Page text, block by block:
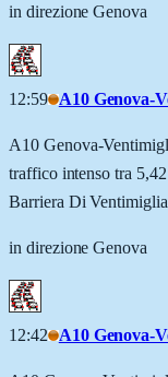
in direzione Genova
12:59 A10 Genova-
A10 Genova-
traffico intenso tra
Barriera Di
in direzione Genova
12:42 A10 Genova-